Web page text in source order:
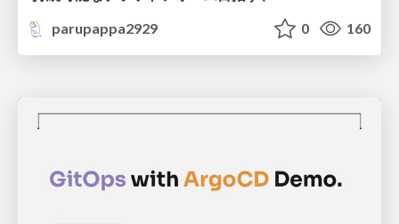
parupappa2929
0 160